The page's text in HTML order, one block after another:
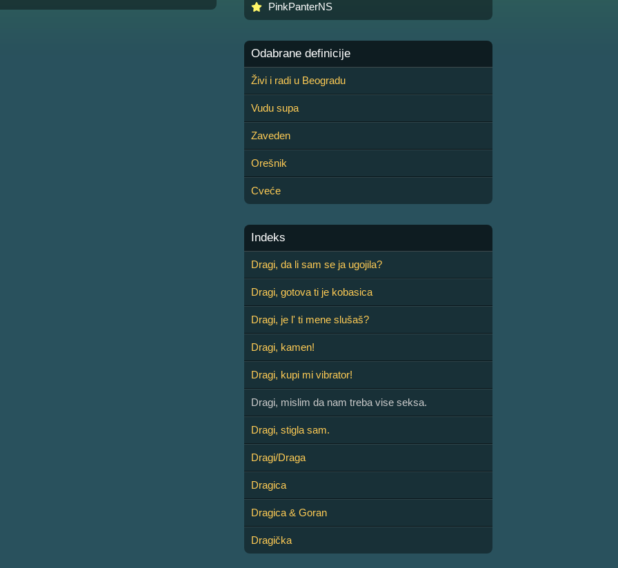
PinkPanterNS
Odabrane definicije
Živi i radi u Beogradu
Vudu supa
Zaveden
Orešnik
Cveće
Indeks
Dragi, da li sam se ja ugojila?
Dragi, gotova ti je kobasica
Dragi, je l' ti mene slušaš?
Dragi, kamen!
Dragi, kupi mi vibrator!
Dragi, mislim da nam treba vise seksa.
Dragi, stigla sam.
Dragi/Draga
Dragica
Dragica & Goran
Dragička